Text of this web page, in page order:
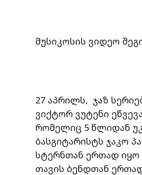
მუსიკოსის ვიდეო
27 აპრილს, ჯაზ
ვიქტორ ვუტენი
რომელიც 5 წლიდან
ბასგიტარისტს ჯაკო
სტერნთან ერთად იყო
თავის ბენდთან